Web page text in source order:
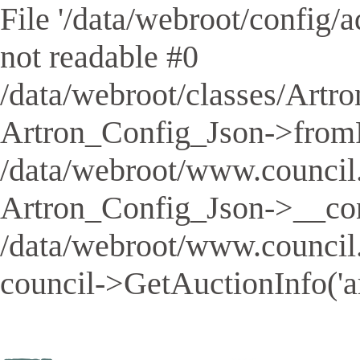
File '/data/webroot/config/
not readable #0
/data/webroot/classes/
Artron_Config_Json-
/data/webroot/
Artron_Config_Json-
/data/webroot/
council-